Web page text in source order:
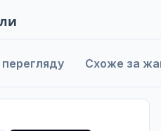
Схоже за